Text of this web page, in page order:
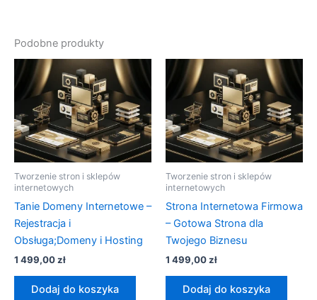
Podobne produkty
Tworzenie stron i sklepów
internetowych
Tanie Domeny Internetowe –
Rejestracja i
Obsługa;Domeny i Hosting
1 499,00zł
Dodaj do koszyka
Tworzenie stron i sklepów
internetowych
Strona Internetowa Firmowa
– Gotowa Strona dla
Twojego Biznesu
1 499,00zł
Dodaj do koszyka